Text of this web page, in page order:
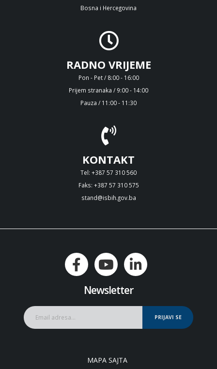
Bosna i Hercegovina
RADNO VRIJEME
Pon - Pet / 8:00 - 16:00
Prijem stranaka / 9:00 - 14:00
Pauza / 11:00 - 11:30
KONTAKT
Tel: +387 57 310 560
Faks: +387 57 310 575
stand@isbih.gov.ba
Newsletter
PRIJAVI SE
MAPA SAJTA